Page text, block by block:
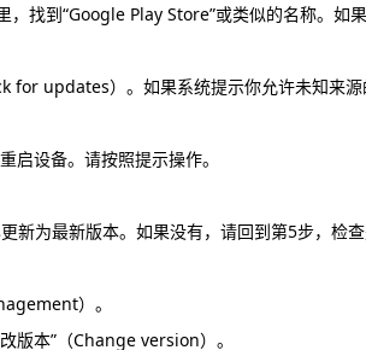
找到“Google Play Store”或类似的名称。如
for updates）。如果系统提示你允许未知来
启设备。请按照提示操作。
新为最新版本。如果没有，请回到第5步，检
）。
版本”（Change version）。